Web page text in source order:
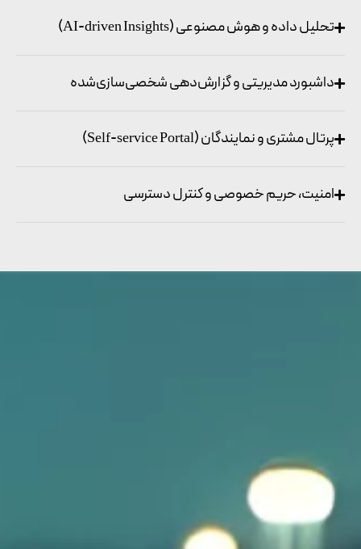
تحلیل داده و هوش مصنوعی (AI-driven Insights)
داشبورد مدیریتی و گزارش‌دهی شخصی‌سازی‌شده
پرتال مشتری و نمایندگان (Self-service Portal)
امنیت، حریم خصوصی و کنترل دسترسی